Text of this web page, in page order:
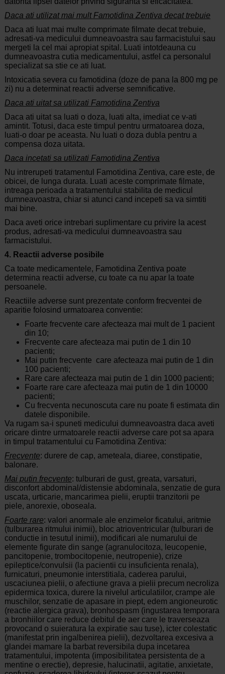
Daca ati utilizat mai mult Famotidina Zentiva decat trebuie
Daca ati luat mai multe comprimate filmate decat trebuie,
adresati-va medicului dumneavoastra sau farmacistului sau
mergeti la cel mai apropiat spital. Luati intotdeauna cu
dumneavoastra cutia medicamentului, astfel ca personalul
specializat sa stie ce ati luat.
Intoxicatia severa cu famotidina (doze de pana la 800 mg pe
zi) nu a determinat reactii adverse semnificative.
Daca ati uitat sa utilizati Famotidina Zentiva
Daca ati uitat sa luati o doza, luati alta, imediat ce v-ati
amintit. Totusi, daca este timpul pentru urmatoarea doza,
luati-o doar pe aceasta. Nu luati o doza dubla pentru a
compensa doza uitata.
Daca incetati sa utilizati Famotidina Zentiva
Nu intrerupeti tratamentul Famotidina Zentiva, care este, de
obicei, de lunga durata. Luati aceste comprimate filmate,
intreaga perioada a tratamentului stabilita de medicul
dumneavoastra, chiar si atunci cand incepeti sa va simtiti
mai bine.
Daca aveti orice intrebari suplimentare cu privire la acest
produs, adresati-va medicului dumneavoastra sau
farmacistului.
4. Reactii adverse posibile
Ca toate medicamentele, Famotidina Zentiva poate
determina reactii adverse, cu toate ca nu apar la toate
persoanele.
Reactiile adverse sunt prezentate conform frecventei de
aparitie folosind urmatoarea conventie:
Foarte frecvente care afecteaza mai mult de 1 pacient
din 10;
Frecvente care afecteaza mai putin de 1 din 10
pacienti;
Mai putin frecvente care afecteaza mai putin de 1 din
100 pacienti;
Rare care afecteaza mai putin de 1 din 1000 pacienti;
Foarte rare care afecteaza mai putin de 1 din 10000
pacienti;
Cu frecventa necunoscuta care nu poate fi estimata din
datele disponibile.
Va rugam sa-i spuneti medicului dumneavoastra daca aveti
oricare dintre urmatoarele reactii adverse care pot sa apara
in timpul tratamentului cu Famotidina Zentiva:
Frecvente: durere de cap, ameteala, diaree, constipatie,
balonare.
Mai putin frecvente: tulburari de gust, greata, varsaturi,
disconfort abdominal/distensie abdominala, senzatie de gura
uscata, urticarie, mancarimea pielii, eruptii tranzitorii pe
piele, anorexie, oboseala.
Foarte rare: valori anormale ale enzimelor ficatului, aritmie
(tulburarea ritmului inimii), bloc atrioventricular (tulburari de
conductie in tesutul inimii), modificari ale numarului de
elemente figurate din sange (agranulocitoza, leucopenie,
pancitopenie, trombocitopenie, neutropenie), crize
epileptice/convulsii (la pacientii cu insuficienta renala),
furnicaturi, pneumonie interstitiala, caderea parului,
uscaciunea pielii, o afectiune grava a pielii precum necroliza
epidermica toxica, durere la nivelul articulatiilor, crampe ale
muschilor, senzatie de apasare in piept, edem angioneurotic
(reactie alergica grava), bronhospasm (ingustarea temporara
a bronhiilor care reduce debitul de aer care le traverseaza
provocand o suieratura la expiratie sau tuse), icter colestatic
(manifestat prin ingalbenirea pielii), dezvoltarea excesiva a
glandei mamare la barbat reversibila dupa incetarea
tratamentului, impotenta (imposibilitatea persistenta de a
mentine o erectie), depresie, halucinatii, agitatie, anxietate,